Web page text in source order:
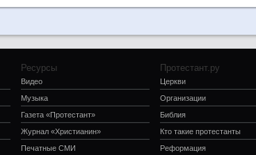
Ресурсы
Видео
Музыка
Газета «Протестант»
Журнал «Христианин»
Печатные СМИ
Протестант.ру
Церкви
Организации
Библия
Кто такие протестанты
Реформация